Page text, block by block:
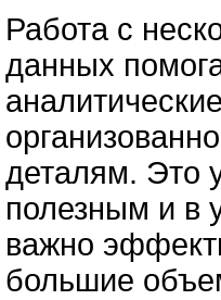
Работа с
данных
деталям. Это
полезным и в
важно
большие